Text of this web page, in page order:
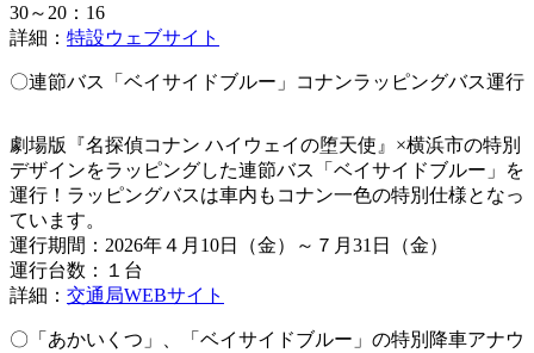
30～20：16
詳細： 特設ウェブサイト
〇連節バス「ベイサイドブルー」コナンラッピングバス運行
劇場版『名探偵コナン ハイウェイの堕天使』×横浜市の特別
デザインをラッピングした連節バス「ベイサイドブルー」を
運行！ラッピングバスは車内もコナン一色の特別仕様となっ
ています。
運行期間：2026年４月10日（金）～７月31日（金）
運行台数：１台
詳細： 交通局WEBサイト
〇「あかいくつ」、「ベイサイドブルー」の特別降車アナウ